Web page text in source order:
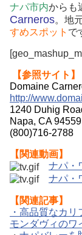
ナパ市内からも
Carneros。地
すめスポット で
【参照サイト】
Domaine
http://
1240 Duhig
Napa, CA 94559
(800)716-2788
【関連動画】
ナパ・
ナパ・
【関連記事】
・高品質なカ
モンダヴィのワ